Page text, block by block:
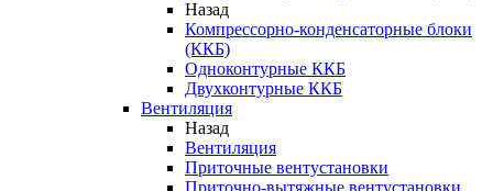
Назад
Компрессорно-конденсаторные блоки
(ККБ)
Одноконтурные ККБ
Двухконтурные ККБ
Вентиляция
Назад
Вентиляция
Приточные вентустановки
Приточно-вытяжные вентустановки